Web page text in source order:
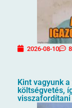
2026-08-10
Kint vagyunk
költségvetés,